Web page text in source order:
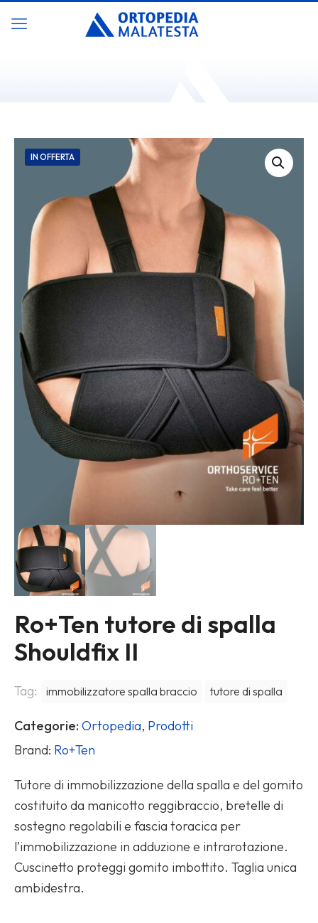
IN OFFERTA
Ro+Ten tutore di spalla
Shouldfix II
Tag: immobilizzatore spalla braccio tutore di spalla
Categorie: Ortopedia, Prodotti
Brand: Ro+Ten
Tutore di immobilizzazione della spalla e del gomito
costituito da manicotto reggibraccio, bretelle di
sostegno regolabili e fascia toracica per
l’immobilizzazione in adduzione e intrarotazione.
Cuscinetto proteggi gomito imbottito. Taglia unica
ambidestra.